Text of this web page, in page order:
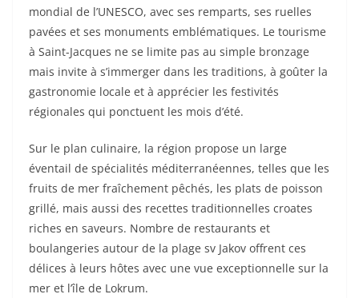
mondial de l’UNESCO, avec ses remparts, ses ruelles
pavées et ses monuments emblématiques. Le tourisme
à Saint-Jacques ne se limite pas au simple bronzage
mais invite à s’immerger dans les traditions, à goûter la
gastronomie locale et à apprécier les festivités
régionales qui ponctuent les mois d’été.
Sur le plan culinaire, la région propose un large
éventail de spécialités méditerranéennes, telles que les
fruits de mer fraîchement pêchés, les plats de poisson
grillé, mais aussi des recettes traditionnelles croates
riches en saveurs. Nombre de restaurants et
boulangeries autour de la plage sv Jakov offrent ces
délices à leurs hôtes avec une vue exceptionnelle sur la
mer et l’île de Lokrum.